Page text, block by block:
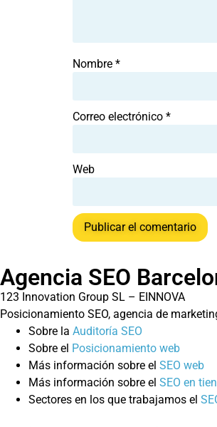
Nombre *
Correo electrónico *
Web
Agencia SEO
123 Innovation Group SL – EINNOVA
Posicionamiento SEO, agencia de
Sobre la Auditoría SEO
Sobre el Posicionamiento web
Más información sobre el SEO web
Más información sobre el SEO en
Sectores en los que trabajamos el